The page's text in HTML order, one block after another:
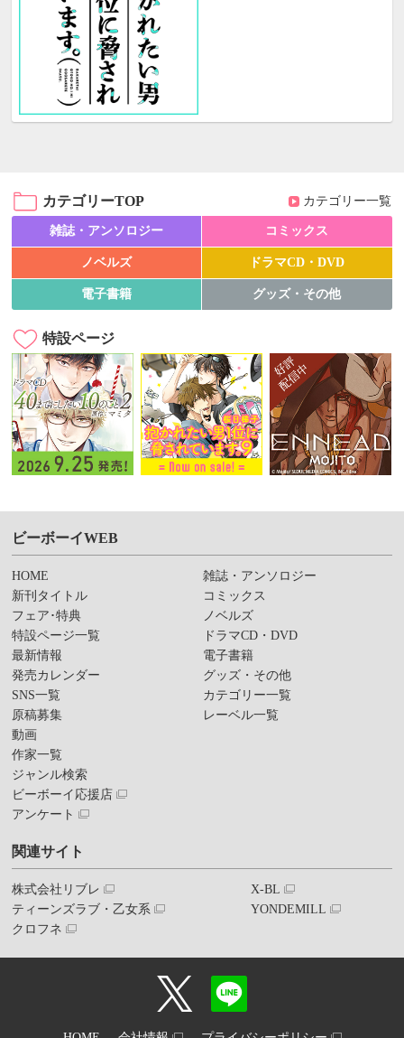
カテゴリーTOP カテゴリー一覧
雑誌・アンソロジー コミックス
ノベルズ ドラマCD・DVD
電子書籍 グッズ・その他
特設ページ
ビーボーイWEB
HOME
新刊タイトル
フェア･特典
特設ページ一覧
最新情報
発売カレンダー
SNS一覧
原稿募集
動画
作家一覧
ジャンル検索
ビーボーイ応援店
アンケート
雑誌・アンソロジー
コミックス
ノベルズ
ドラマCD・DVD
電子書籍
グッズ・その他
カテゴリー一覧
レーベル一覧
関連サイト
株式会社リブレ
ティーンズラブ・乙女系
クロフネ
X-BL
YONDEMILL